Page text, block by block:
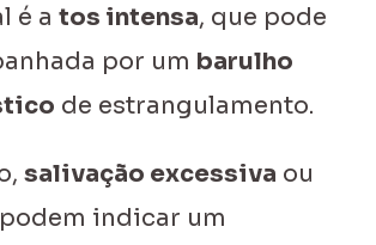
é a tos intensa, que pode
por um barulho
de estrangulamento.
salivação excessiva ou
podem indicar um